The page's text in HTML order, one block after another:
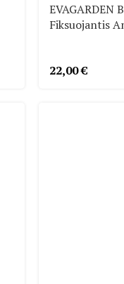
EVAGARDEN
Fiksuojantis
22,00€